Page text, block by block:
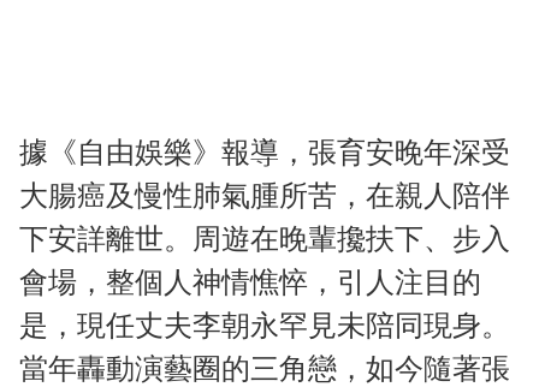
據《自由娛樂》報導，張育安晚年深受
大腸癌及慢性肺氣腫所苦，在親人陪伴
下安詳離世。周遊在晚輩攙扶下、步入
會場，整個人神情憔悴，引人注目的
是，現任丈夫李朝永罕見未陪同現身。
當年轟動演藝圈的三角戀，如今隨著張